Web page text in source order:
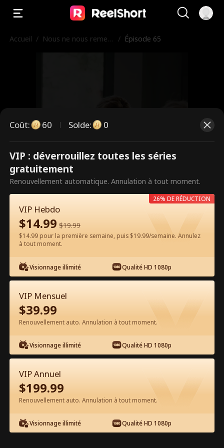
Accueil / Nous ne nous remett
/ Épisode 65
Ce sont des épisodes payants.
Débloquez pour regarder.
60 Débloquer maintenant
Épisode 65 - Nous ne nous
remettrons jamais ensemble Film
complet
0-49 50-99 Tous les épisodes
65
Coût: 60 Solde: 0
VIP : déverrouillez toutes les séries
gratuitement
Renouvellement automatique. Annulation à tout moment.
VIP Hebdo
$14.99 $19.99
$14.99 pour la première semaine, puis $19.99/semaine. Annulez
à tout moment.
Visionnage illimité Qualité HD 1080p
26% DE RÉDUCTION
VIP Mensuel
$39.99
Renouvellement auto. Annulation à tout moment.
Visionnage illimité Qualité HD 1080p
VIP Annuel
$199.99
Renouvellement auto. Annulation à tout moment.
Visionnage illimité Qualité HD 1080p